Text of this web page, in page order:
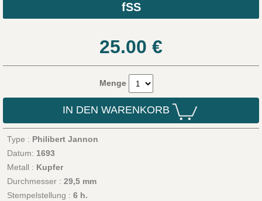
fSS
25.00 €
Menge
IN DEN WARENKORB
Type : Philibert Jannon
Datum: 1693
Metall : Kupfer
Durchmesser : 29,5 mm
Stempelstellung : 6 h.